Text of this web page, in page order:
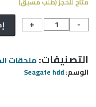
-
كمية
HDD
OneTouch
with
Password
+
التصنيفات: ملحقات
الوسم:Seagate hdd